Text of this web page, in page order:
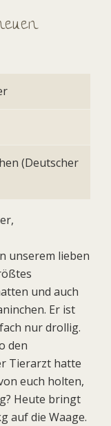
(Deutscher
unserem lieben
und auch
Er ist
nur drollig.
den
Tierarzt hatte
euch holten,
Heute bringt
auf die Waage.